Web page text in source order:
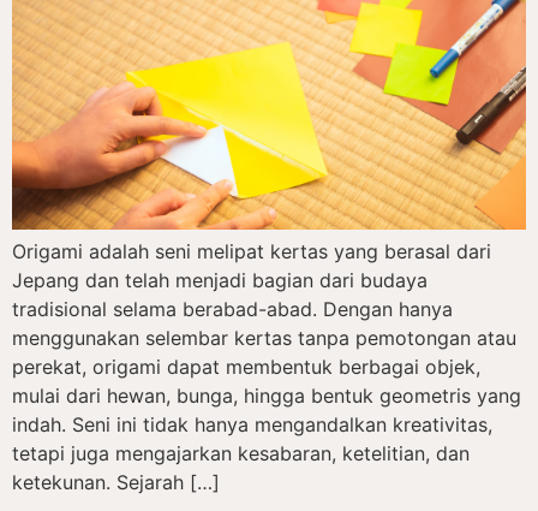
Origami adalah seni melipat kertas yang berasal dari
Jepang dan telah menjadi bagian dari budaya
tradisional selama berabad-abad. Dengan hanya
menggunakan selembar kertas tanpa pemotongan atau
perekat, origami dapat membentuk berbagai objek,
mulai dari hewan, bunga, hingga bentuk geometris yang
indah. Seni ini tidak hanya mengandalkan kreativitas,
tetapi juga mengajarkan kesabaran, ketelitian, dan
ketekunan. Sejarah […]